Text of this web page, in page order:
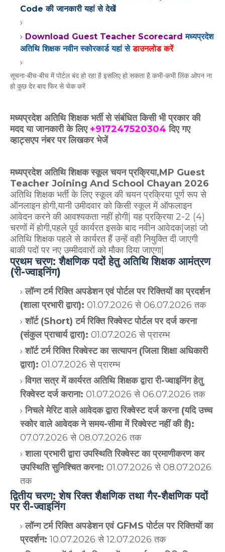
Code की जानकारी यहां से देखें
Download Guest Teacher Scorecard मध्यप्रदेश
अतिथि शिक्षक नवीन स्कोरकार्ड यहां सेडाउनलोड करें
सूचना-बीच-बीच में पोर्टल बंद हो रहा है इसलिए हो सकता है कभी-कभी लिंक ओपन ना
हो कुछ देर बाद फिर से चेक करें
मध्यप्रदेश अतिथि शिक्षक भर्ती से संबंधित किसी भी प्रकार की
मदद या जानकारी के लिए +917247520304 दिए गए
व्हाट्सएपनंबर पर लिखकर भेजें
मध्यप्रदेश अतिथि शिक्षक स्कूल चयन प्रक्रिया,MP Guest
Teacher Joining And School Chayan 2026
अतिथि शिक्षक भर्ती के लिए स्कूल की चयन प्रक्रिया पूर्ण रूप से
ऑनलाइन होगी,यानी उमीदवार को किसी स्कूल में ऑफलाइन
आवेदन करने की आवश्यकता नहीं होगी| यह प्रक्रिया 2-2 (4)
चरणों में होगी,पहले पूर्व कार्यरत इसके बाद नवीन आवेदक|जहां जो
अतिथि शिक्षक पहले से कार्यरत हैं उन्हें वही नियुक्ति दी जाएगी
बाकी पदों पर नए उम्मीदवारों को मौका दिया जाएगा|
प्रथम चरण: शैक्षणिक पदों हेतु अतिथि शिक्षक आमंत्रण
(री-ज्वाइनिंग)
लॉन्ग टर्म रिक्ति अपडेशन एवं पोर्टल पर रिक्तियों का प्रदर्शन
(शाला प्रभारी द्वारा): 01.07.2026 से 06.07.2026 तक
शॉर्ट (Short) टर्म रिक्ति रिक्वेस्ट पोर्टल पर दर्ज करना
(संकुल प्राचार्य द्वारा): 01.07.2026 से प्रारम्भ
शॉर्ट टर्म रिक्ति रिक्वेस्ट का सत्यापन (जिला शिक्षा अधिकारी
द्वारा): 01.07.2026 से प्रारम्भ
विगत सत्र में कार्यरत अतिथि शिक्षक द्वारा री-ज्वाइनिंग हेतु
रिक्वेस्ट दर्ज कराना: 01.07.2026 से 06.07.2026 तक
निचले मेरिट वाले आवेदक द्वारा रिक्वेस्ट दर्ज करना (यदि उच्च
स्कोर वाले आवेदक ने समय-सीमा में रिक्वेस्ट नहीं की है):
07.07.2026 से 08.07.2026 तक
शाला प्रभारी द्वारा उपस्थिति रिक्वेस्ट का प्रमाणीकरण कर
उपस्थिति सुनिश्चित करना: 01.07.2026 से 08.07.2026
तक
द्वितीय चरण: शेष रिक्त शैक्षणिक तथा गैर-शैक्षणिक पदों
पर री-ज्वाइनिंग
लॉन्ग टर्म रिक्ति अपडेशन एवं GFMS पोर्टल पर रिक्तियों का
प्रदर्शन: 10.07.2026 से 12.07.2026 तक